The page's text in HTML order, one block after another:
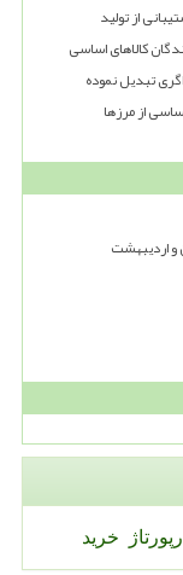
از تولید
تبدیل نموده
و اردیبهشت
رپورتاژ خرید